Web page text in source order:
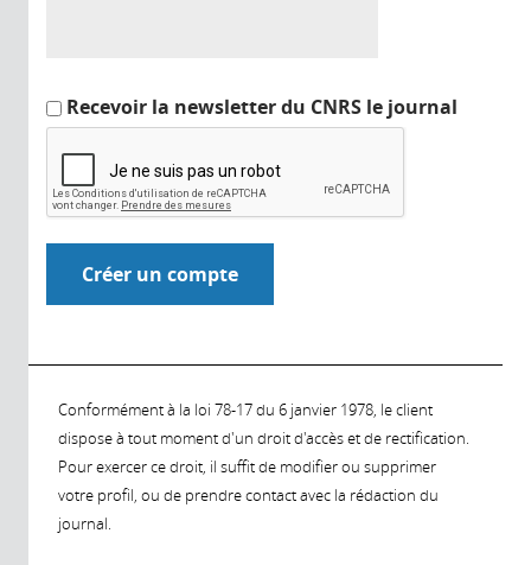
Recevoir la newsletter du CNRS le journal
Conformément à la loi 78-17 du 6 janvier 1978, le client
dispose à tout moment d'un droit d'accès et de rectification.
Pour exercer ce droit, il suffit de modifier ou supprimer
votre profil, ou de prendre contact avec la rédaction du
journal.